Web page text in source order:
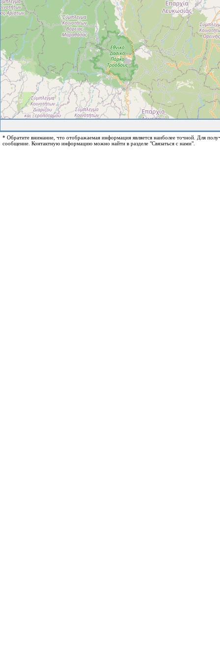
* Обратите внимание, что отображаемая информация является наиболее точной. Для
сообщение. Контактную информацию можно найти в разделе "Связаться с нами".